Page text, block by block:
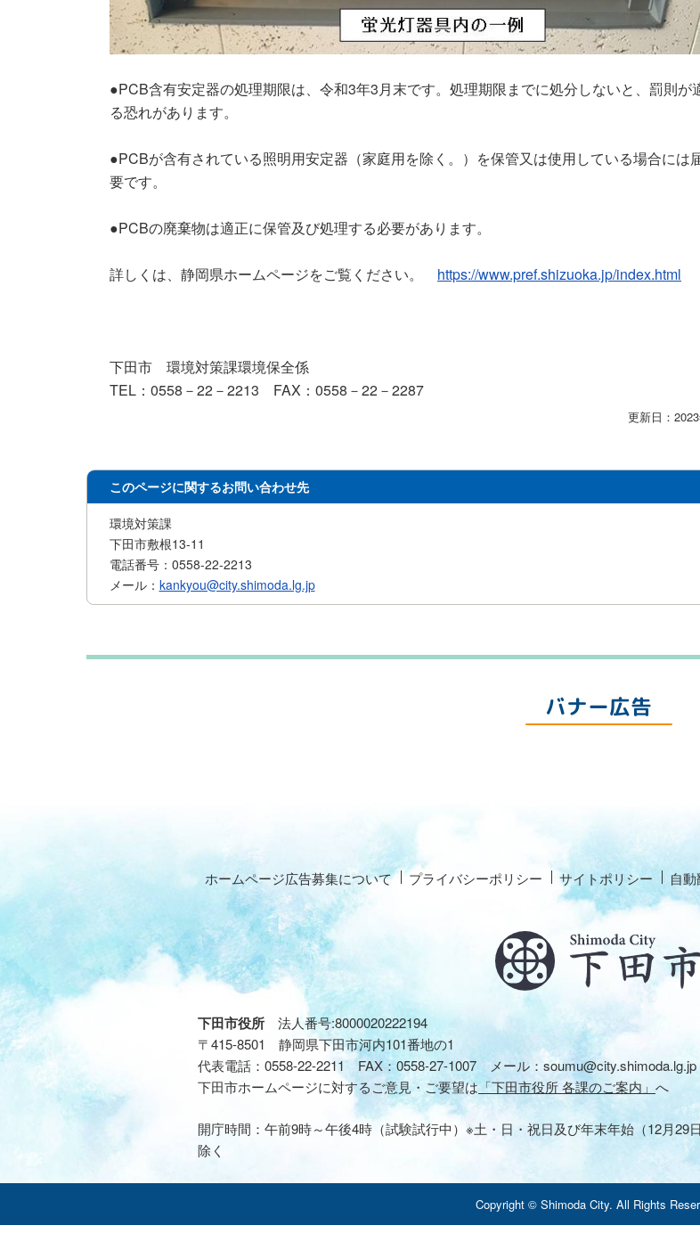
●PCB含有安定器の処理期限は、令和3年3月末です。処理期限までに処分しないと、罰則が
る恐れがあります。
●PCBが含有されている照明用安定器（家庭用を除く。）を保管又は使用している場合には
要です。
●PCBの廃棄物は適正に保管及び処理する必要があります。
詳しくは、静岡県ホームページをご覧ください。 https://www.pref.shizuoka.jp/index.html
下田市 環境対策課環境保全係
TEL：0558－22－2213 FAX：0558－22－2287
更新日：
このページに関するお問い合わせ先
環境対策課
下田市敷根13-11
電話番号：0558-22-2213
メール： kankyou@city.shimoda.lg.jp
バナー広告
ホームページ広告募集について プライバシーポリシー サイトポリシー 自
下田市役所 法人番号:8000020222194
〒415-8501 静岡県下田市河内101番地の1
代表電話： 0558-22-2211 FAX：0558-27-1007メール： soumu@city.shimoda.lg.jp
下田市ホームページに対するご意見・ご要望は「下田市役所 各課のご案内」 へ
開庁時間：午前9時～午後4時（試験試行中）※土・日・祝日及び年末年始（12月29
除く
Copyright © Shimoda City. All Rights